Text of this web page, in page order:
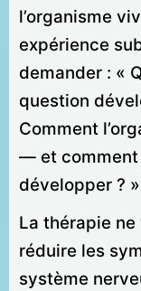
l’organisme
expérience
demander : «
question
Comment
— et comment
développer ? »
La thérapie
réduire les
système